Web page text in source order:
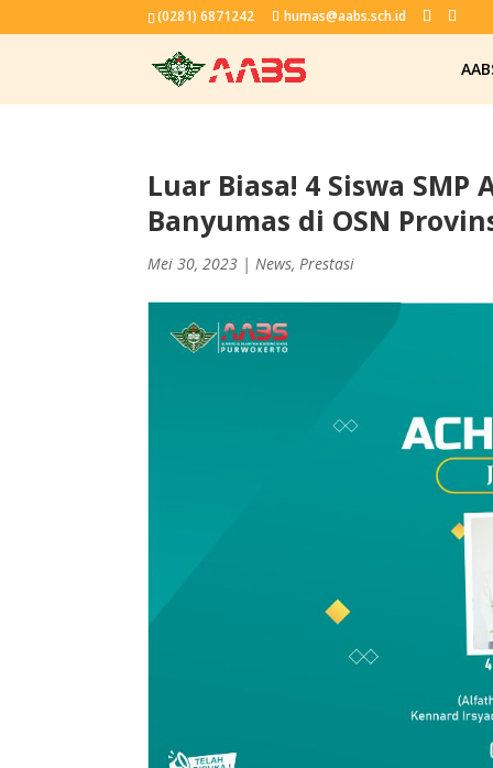
(0281) 6871242 humas@aabs.sch.id
Luar Biasa! 4 Siswa SMP
Banyumas di OSN
Mei 30, 2023 |News,Prestasi